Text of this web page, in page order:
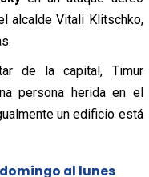
alcalde Vitali Klitschko,
de la capital, Timur
persona herida en el
un edificio está
al lunes